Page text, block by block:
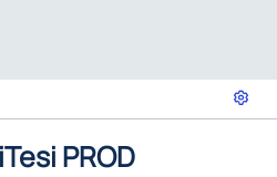
PROD